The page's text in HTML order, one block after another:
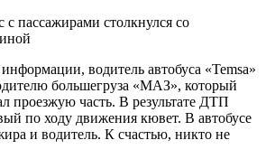
водитель автобуса «Temsa»
большегруза «МАЗ», который
проезжую часть. В результате ДТП
по ходу движения кювет. В автобусе
и водитель. К счастью, никто не